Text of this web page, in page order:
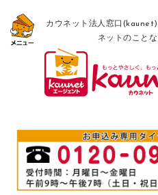
カウネット法人窓口
ネットのこと